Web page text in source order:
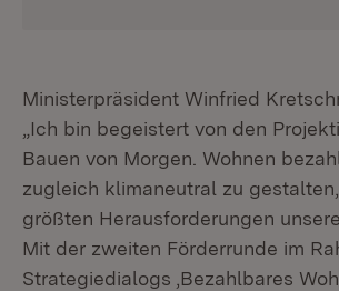
Ministerpräsident Winfried
„Ich bin begeistert von den
Bauen von Morgen. Wohnen
zugleich klimaneutral zu
größten Herausforderungen
Mit der zweiten Förderrunde im
Strategiedialogs ‚Bezahlbares